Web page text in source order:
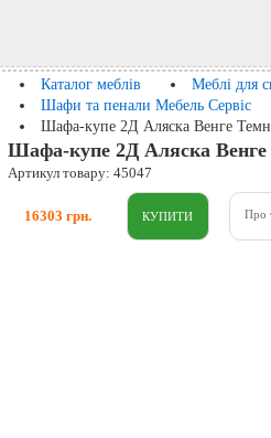
Каталог меблів Меблі для
Шафи та пенали Мебель Сервіс
Шафа-купе 2Д Аляска Венге
Шафа-купе 2Д Аляска
Артикул товару: 45047
16303 грн. Про